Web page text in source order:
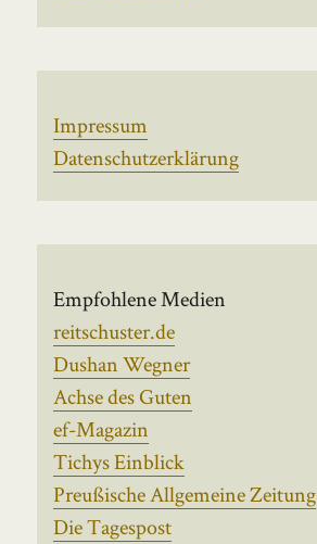
Impressum
Datenschutzerklärung
Empfohlene Medien
reitschuster.de
Dushan Wegner
Achse des Guten
ef-Magazin
Tichys Einblick
Preußische Allgemeine Zeitung
Die Tagespost